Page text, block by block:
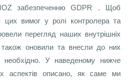
забезпеченню GDPR . Щоб
цих вимог у ролі контролера та
перегляд наших внутрішніх
оновили та внесли до них
У наведеному нижче
аспектів описано, як саме ми